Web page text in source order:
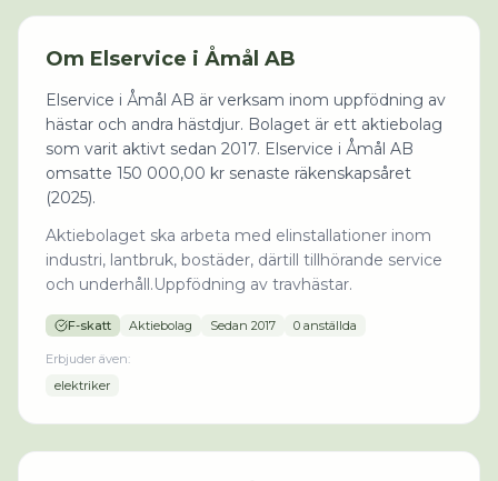
Om Elservice i Åmål AB
Elservice i Åmål AB är verksam inom uppfödning av
hästar och andra hästdjur. Bolaget är ett aktiebolag
som varit aktivt sedan 2017. Elservice i Åmål AB
omsatte 150 000,00 kr senaste räkenskapsåret
(2025).
Aktiebolaget ska arbeta med elinstallationer inom
industri, lantbruk, bostäder, därtill tillhörande service
och underhåll.Uppfödning av travhästar.
F-skatt Aktiebolag Sedan 2017 0 anställda
Erbjuder även:
elektriker